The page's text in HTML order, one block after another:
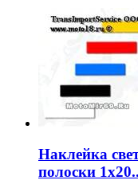
Наклейка
полоски